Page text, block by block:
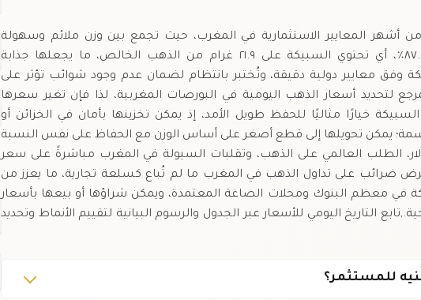
الذهب ٢٥ جرام عيار ٢١ تُعدّ من أشهر المعايير الاستثمارية في المغرب، حيث تجمع بين وزن ملائم وسهولة
التداول.,العيار ٢١ يعني نسبة نقاء ٨٧.٥٪، أي تحتوي السبيكة على ٢١.٩ غرام من الذهب الخالص، ما يجعلها جذابة
وفق معايير دولية دقيقة، وتُختبر بانتظام لضمان عدم وجود شوائب تؤثر على
سبيكة ٢٥ جرام كمرجع لتحديد أسعار الذهب اليومية في البورصات المغربية، لذا فإن تغير سعرها
خيارًا مثاليًا للحفظ طويل الأمد، إذ يمكن تخزينها بأمان في الخزائن أو
يمكن تحويلها إلى قطع أصغر على أساس الوزن مع الحفاظ على نفس النسبة
الطلب العالمي على الذهب، وتقلبات السيولة في المغرب مباشرةً على سعر
ضرائب على تداول الذهب في المغرب ما لم تُباع كسلعة تجارية، ما يعزز من
في معظم البنوك ومحلات الصاغة المعتمدة، ويمكن شراؤها أو بيعها بأسعار
التاريخ اليومي للأسعار عبر الجدول والرسوم البيانية لتقييم الأنماط وتحديد